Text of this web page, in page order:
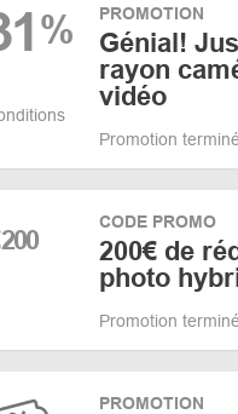
% PROMOTION
Génial!
rayon
vidéo
Promotion
200
CODE PROMO
200€ de
photo
Promotion
PROMOTION